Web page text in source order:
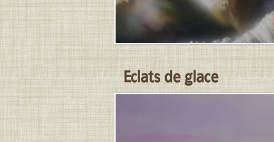
Eclats de glace
LE